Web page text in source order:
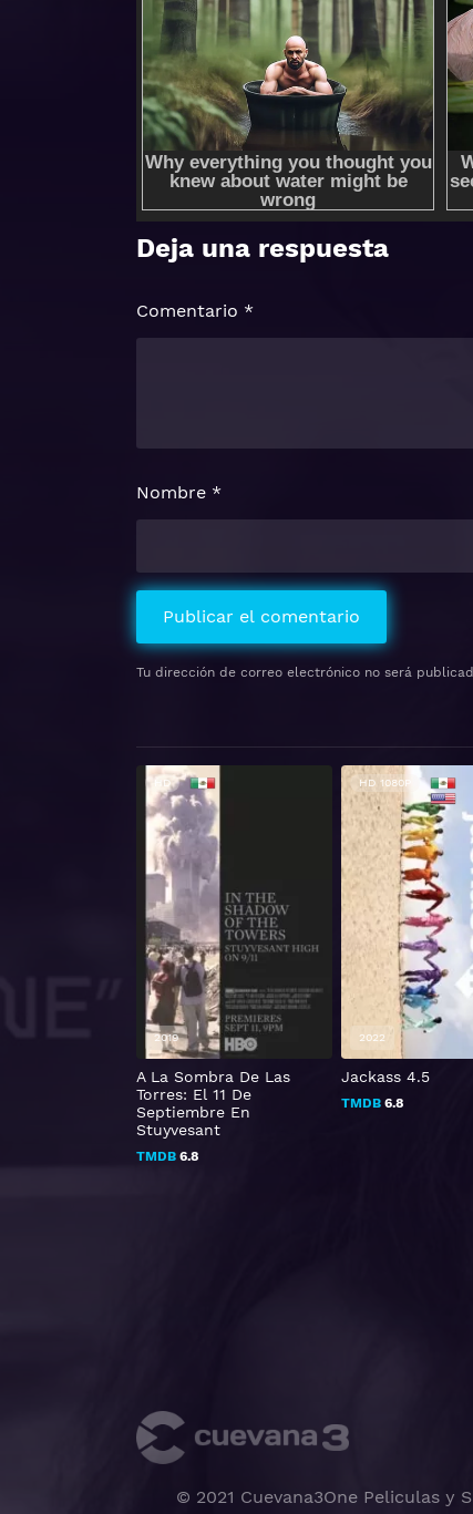
Deja una respuesta
Tu dirección de correo electrónico no será
Comentario *
Nombre *
A La Sombra De Las
Torres: El 11 De
Septiembre En
Stuyvesant
TMDB 6.8
HD
2019
Jackass 4.5
TMDB6.8
HD 1080P
2022
© 2021 Cuevana3One Peliculas y